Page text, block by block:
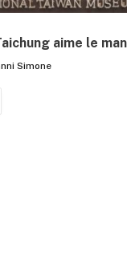
aime le
Simone